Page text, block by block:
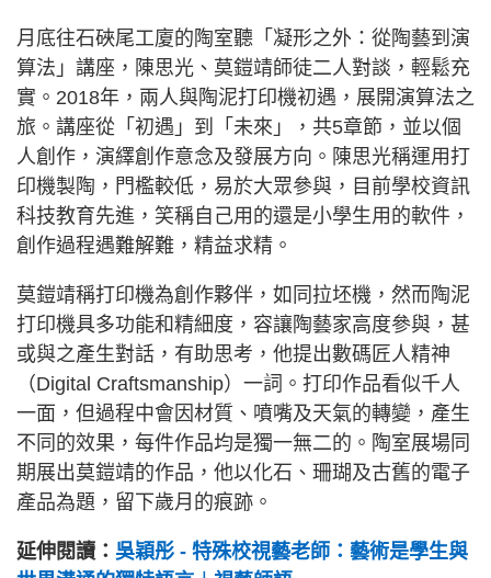
月底往石硤尾工廈的陶室聽「凝形之外：從陶藝到演
算法」講座，陳思光、莫鎧靖師徒二人對談，輕鬆充
實。2018年，兩人與陶泥打印機初遇，展開演算法之
旅。講座從「初遇」到「未來」，共5章節，並以個
人創作，演繹創作意念及發展方向。陳思光稱運用打
印機製陶，門檻較低，易於大眾參與，目前學校資訊
科技教育先進，笑稱自己用的還是小學生用的軟件，
創作過程遇難解難，精益求精。
莫鎧靖稱打印機為創作夥伴，如同拉坯機，然而陶泥
打印機具多功能和精細度，容讓陶藝家高度參與，甚
或與之產生對話，有助思考，他提出數碼匠人精神
（Digital Craftsmanship）一詞。打印作品看似千人
一面，但過程中會因材質、噴嘴及天氣的轉變，產生
不同的效果，每件作品均是獨一無二的。陶室展場同
期展出莫鎧靖的作品，他以化石、珊瑚及古舊的電子
產品為題，留下歲月的痕跡。
延伸閱讀： 吳穎彤 - 特殊校視藝老師：藝術是學生與